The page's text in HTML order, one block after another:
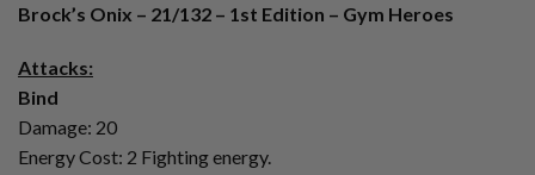
Brock’s Onix – 21/132 – 1st Edition – Gym Heroes
Attacks:
Bind
Damage: 20
Energy Cost: 2 Fighting energy.